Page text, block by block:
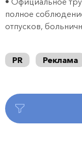
полное
отпусков,
PR Реклама